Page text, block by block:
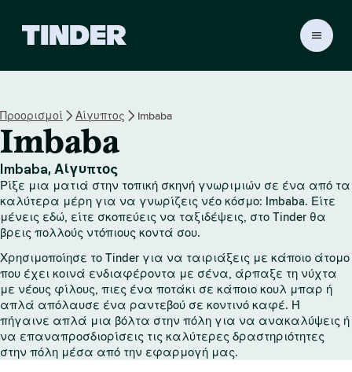
ή
ί
δ
α
T
n
d
e
r
Προορισμοί Αίγυπτος Imbaba
Imbaba
Imbaba, Αίγυπτος
Ρίξε μια ματιά στην τοπική σκηνή γνωριμιών σε ένα από τα
καλύτερα μέρη για να γνωρίζεις νέο κόσμο: Imbaba. Είτε
μένεις εδώ, είτε σκοπεύεις να ταξιδέψεις, στο Tinder θα
βρεις πολλούς ντόπιους κοντά σου.
Χρησιμοποίησε το Tinder για να ταιριάξεις με κάποιο άτομο
που έχει κοινά ενδιαφέροντα με σένα, άρπαξε τη νύχτα
με νέους φίλους, πιες ένα ποτάκι σε κάποιο κουλ μπαρ ή
απλά απόλαυσε ένα ραντεβού σε κοντινό καφέ. Ή
πήγαινε απλά μια βόλτα στην πόλη για να ανακαλύψεις ή
να επαναπροσδιορίσεις τις καλύτερες δραστηριότητες
στην πόλη μέσα από την εφαρμογή μας.